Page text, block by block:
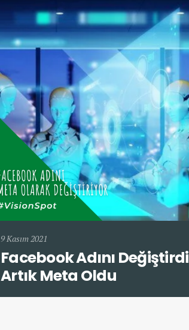
9 Kasım 2021
Facebook Adını Değiştirdi
Artık Meta Oldu